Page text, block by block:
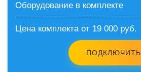
Оборудование в комплекте
Цена комплекта от 19 000 руб.
ПОДКЛЮЧИТЬ